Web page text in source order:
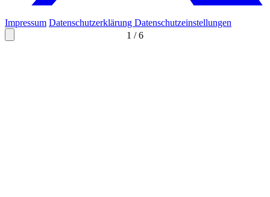
1 /6
Impressum Datenschutzerklärung Datenschutzeinstellungen